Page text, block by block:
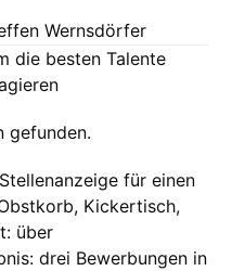
Wernsdörfer
gefunden.
für einen
Kickertisch,
über
drei Bewerbungen in